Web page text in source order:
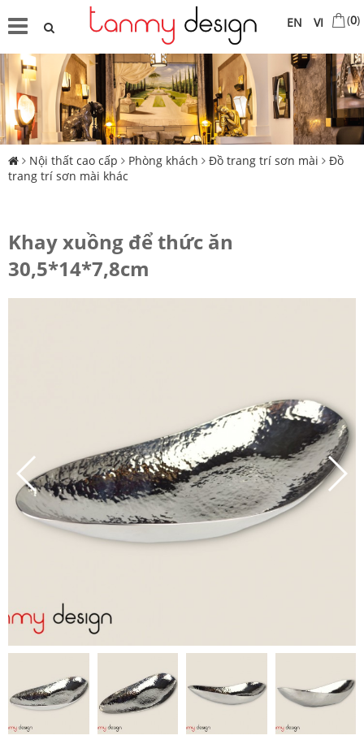
VI
EN (0)
Nội thất cao cấp Phòng khách Đồ trang trí sơn mài
Đồ
trang trí sơn mài khác
Khay xuồng để thức ăn
30,5*14*7,8cm